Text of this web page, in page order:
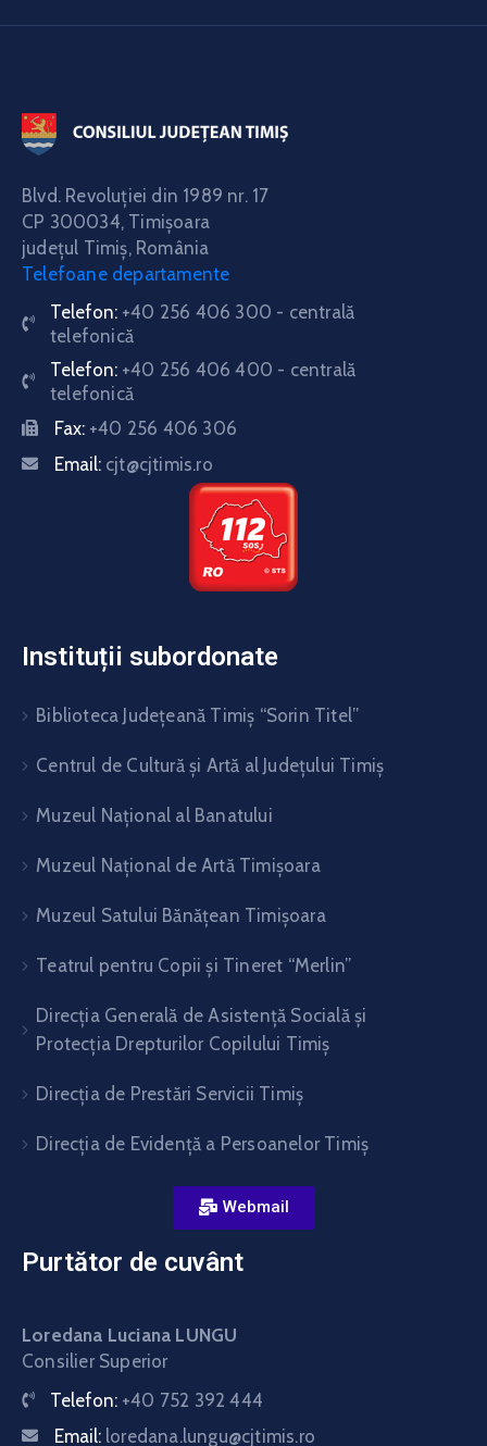
Blvd. Revoluţiei din 1989 nr. 17
CP 300034, Timişoara
judeţul Timiş, România
Telefoane departamente
Telefon: +40 256 406 300 - centrală
telefonică
Telefon: +40 256 406 400 - centrală
telefonică
Fax: +40 256 406 306
Email: cjt@cjtimis.ro
Instituții subordonate
Biblioteca Judeţeană Timiş “Sorin Titel”
Centrul de Cultură şi Artă al Judeţului Timiş
Muzeul Național al Banatului
Muzeul Național de Artă Timişoara
Muzeul Satului Bănăţean Timişoara
Teatrul pentru Copii şi Tineret “Merlin”
Direcția Generală de Asistență Socială și
Protecția Drepturilor Copilului Timiș
Direcţia de Prestări Servicii Timiş
Direcţia de Evidenţă a Persoanelor Timiş
Webmail
Purtător de cuvânt
Loredana Luciana LUNGU
Consilier Superior
Telefon: +40 752 392 444
Email: loredana.lungu@cjtimis.ro